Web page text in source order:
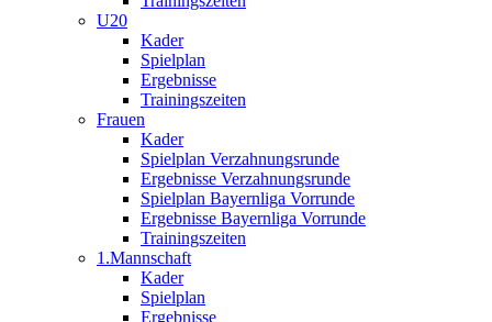
U20
Kader
Spielplan
Ergebnisse
Trainingszeiten
Frauen
Kader
Spielplan Verzahnungsrunde
Ergebnisse Verzahnungsrunde
Spielplan Bayernliga Vorrunde
Ergebnisse Bayernliga Vorrunde
Trainingszeiten
1.Mannschaft
Kader
Spielplan
Ergebnisse